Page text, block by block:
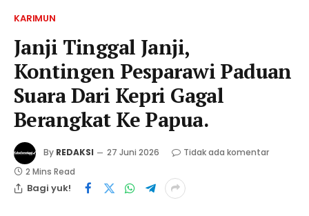
KARIMUN
Janji Tinggal Janji,
Kontingen Pesparawi Paduan
Suara Dari Kepri Gagal
Berangkat Ke Papua.
By REDAKSI 27 Juni 2026
Tidak ada komentar
2 Mins Read
Bagi yuk!